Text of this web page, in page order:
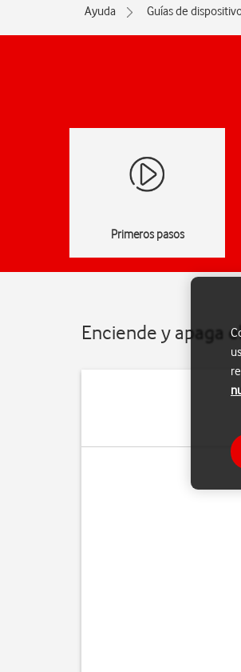
Ayuda Guías de
Primeros pasos
Enciende y apaga